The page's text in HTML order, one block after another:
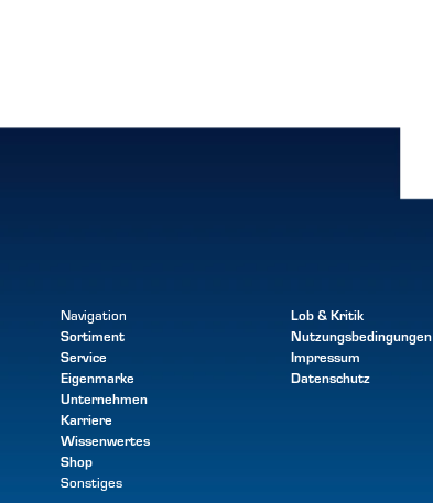
Navigation
Sortiment
Service
Eigenmarke
Unternehmen
Karriere
Wissenwertes
Shop
Sonstiges
Lob & Kritik
Nutzungsbedingungen
Impressum
Datenschutz